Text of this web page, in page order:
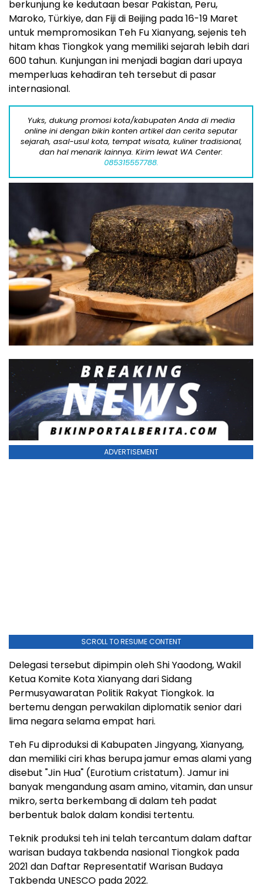
berkunjung ke kedutaan besar Pakistan, Peru,
Maroko, Türkiye, dan Fiji di Beijing pada 16-19 Maret
untuk mempromosikan Teh Fu Xianyang, sejenis teh
hitam khas Tiongkok yang memiliki sejarah lebih dari
600 tahun. Kunjungan ini menjadi bagian dari upaya
memperluas kehadiran teh tersebut di pasar
internasional.
Yuks, dukung promosi kota/kabupaten Anda di media
online ini dengan bikin konten artikel dan cerita seputar
sejarah, asal-usul kota, tempat wisata, kuliner tradisional,
dan hal menarik lainnya. Kirim lewat WA Center:
085315557788.
ADVERTISEMENT
SCROLL TO RESUME CONTENT
Delegasi tersebut dipimpin oleh Shi Yaodong, Wakil
Ketua Komite Kota Xianyang dari Sidang
Permusyawaratan Politik Rakyat Tiongkok. Ia
bertemu dengan perwakilan diplomatik senior dari
lima negara selama empat hari.
Teh Fu diproduksi di Kabupaten Jingyang, Xianyang,
dan memiliki ciri khas berupa jamur emas alami yang
disebut "Jin Hua" (Eurotium cristatum). Jamur ini
banyak mengandung asam amino, vitamin, dan unsur
mikro, serta berkembang di dalam teh padat
berbentuk balok dalam kondisi tertentu.
Teknik produksi teh ini telah tercantum dalam daftar
warisan budaya takbenda nasional Tiongkok pada
2021 dan Daftar Representatif Warisan Budaya
Takbenda UNESCO pada 2022.